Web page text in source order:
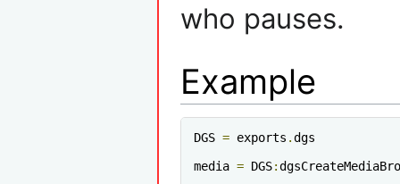
who pauses.
Example
DGS = exports .dgs
media = DGS: